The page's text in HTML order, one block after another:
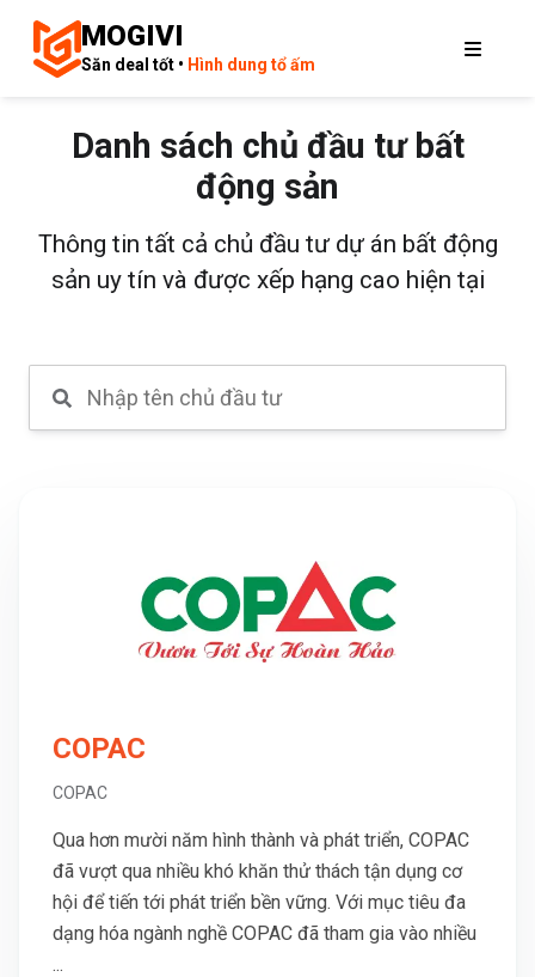
MOGIVI
Săn deal tốt • Hình dung tổ ấm
Danh sách chủ đầu tư bất
động sản
Thông tin tất cả chủ đầu tư dự án bất động
sản uy tín và được xếp hạng cao hiện tại
COPAC
COPAC
Qua hơn mười năm hình thành và phát triển, COPAC
đã vượt qua nhiều khó khăn thử thách tận dụng cơ
hội để tiến tới phát triển bền vững. Với mục tiêu đa
dạng hóa ngành nghề COPAC đã tham gia vào nhiều
...